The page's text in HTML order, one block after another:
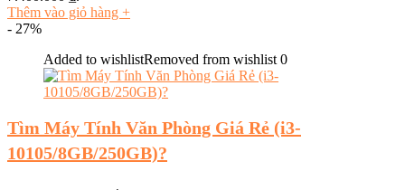
Thêm vào giỏ hàng +
- 27%
Added to wishlistRemoved from wishlist 0
Tìm Máy Tính Văn Phòng Giá Rẻ (i3-
10105/8GB/250GB)?